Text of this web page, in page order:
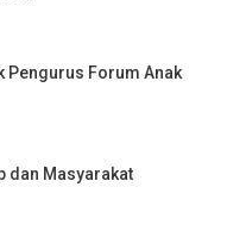
Pengurus Forum Anak
dan Masyarakat